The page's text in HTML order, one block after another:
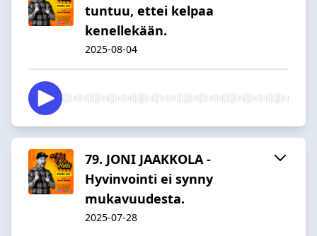
tuntuu, ettei kelpaa
kenellekään.
2025-08-04
79. JONI JAAKKOLA -
Hyvinvointi ei synny
mukavuudesta.
2025-07-28